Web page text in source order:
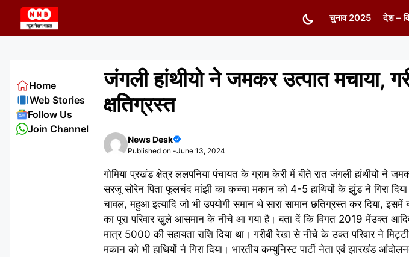
content
चुनाव 2025 देश –
जंगली हांथीयो ने जमकर उत्पात मचाया,
क्षतिग्रस्त
News Desk
Published on -June 13, 2024
गोमिया प्रखंड क्षेत्र ललपनिया पंचायत के ग्राम केरी में बीते रात जंगली हांथीयो ने
सरजू सोरेन पिता फूलचंद मांझी का कच्चा मकान को 4-5 हाथियों के झुंड ने गिरा
चावल, महुआ इत्यादि जो भी उपयोगी समान थे सारा सामान छतिग्रस्त कर दिया,
का पूरा परिवार खुले आसमान के नीचे आ गया है। बता दें कि विगत 2019 मेंउक्त
मात्र 5000 की सहायता राशि दिया था। गरीबी रेखा से नीचे के उक्त परिवार ने
मकान को भी हाथियों ने गिरा दिया। भारतीय कम्युनिस्ट पार्टी नेता एवं झारखंड
Home
Web Stories
Follow Us
Join Channel